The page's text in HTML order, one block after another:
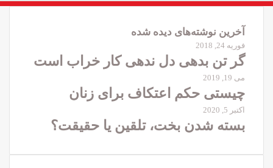
آخرین نوشته‌های دیده شده
فوریه 24, 2018
گر تن بدهی دل ندهی کار خراب است
می 19, 2019
چیستی حکم اعتکاف برای زنان
اکتبر 5, 2020
بسته شدن بخت، تلقین یا حقیقت؟